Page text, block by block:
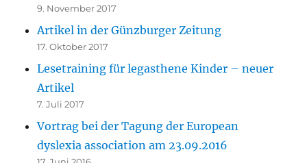
9. November 2017
Artikel in der Günzburger Zeitung
17. Oktober 2017
Lesetraining für legasthene Kinder – neuer
Artikel
7. Juli 2017
Vortrag bei der Tagung der European
dyslexia association am 23.09.2016